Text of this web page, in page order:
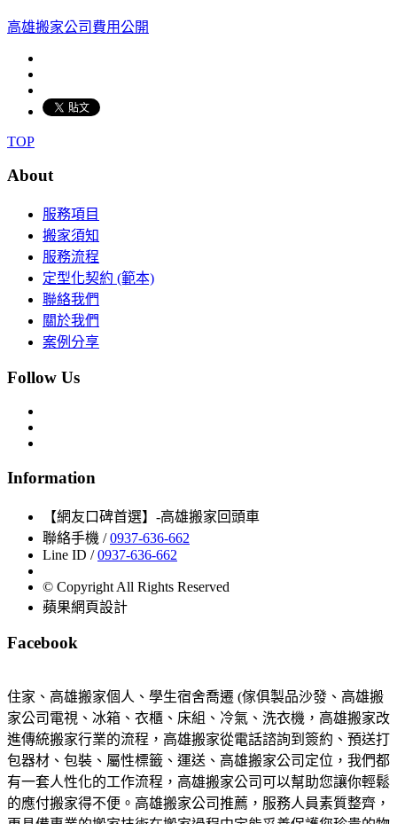
高雄搬家公司費用公開
TOP
About
服務項目
搬家須知
服務流程
定型化契約 (範本)
聯絡我們
關於我們
案例分享
Follow Us
Information
【網友口碑首選】-高雄搬家回頭車
聯絡手機 /0937-636-662
Line ID /0937-636-662
© Copyright All Rights Reserved
蘋果網頁設計
Facebook
住家、高雄搬家個人、學生宿舍喬遷 (傢俱製品沙發、高雄搬
家公司電視、冰箱、衣櫃、床組、冷氣、洗衣機，高雄搬家改
進傳統搬家行業的流程，高雄搬家從電話諮詢到簽約、預送打
包器材、包裝、屬性標籤、運送、高雄搬家公司定位，我們都
有一套人性化的工作流程，高雄搬家公司可以幫助您讓你輕鬆
的應付搬家得不便。高雄搬家公司推薦，服務人員素質整齊，